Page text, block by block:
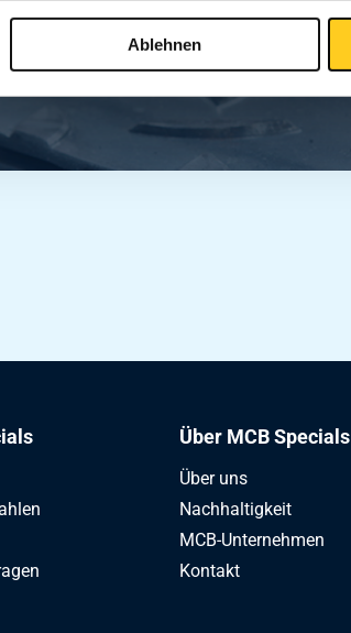
Ablehnen
Über MCB Specials
Über uns
Nachhaltigkeit
MCB-Unternehmen
Kontakt